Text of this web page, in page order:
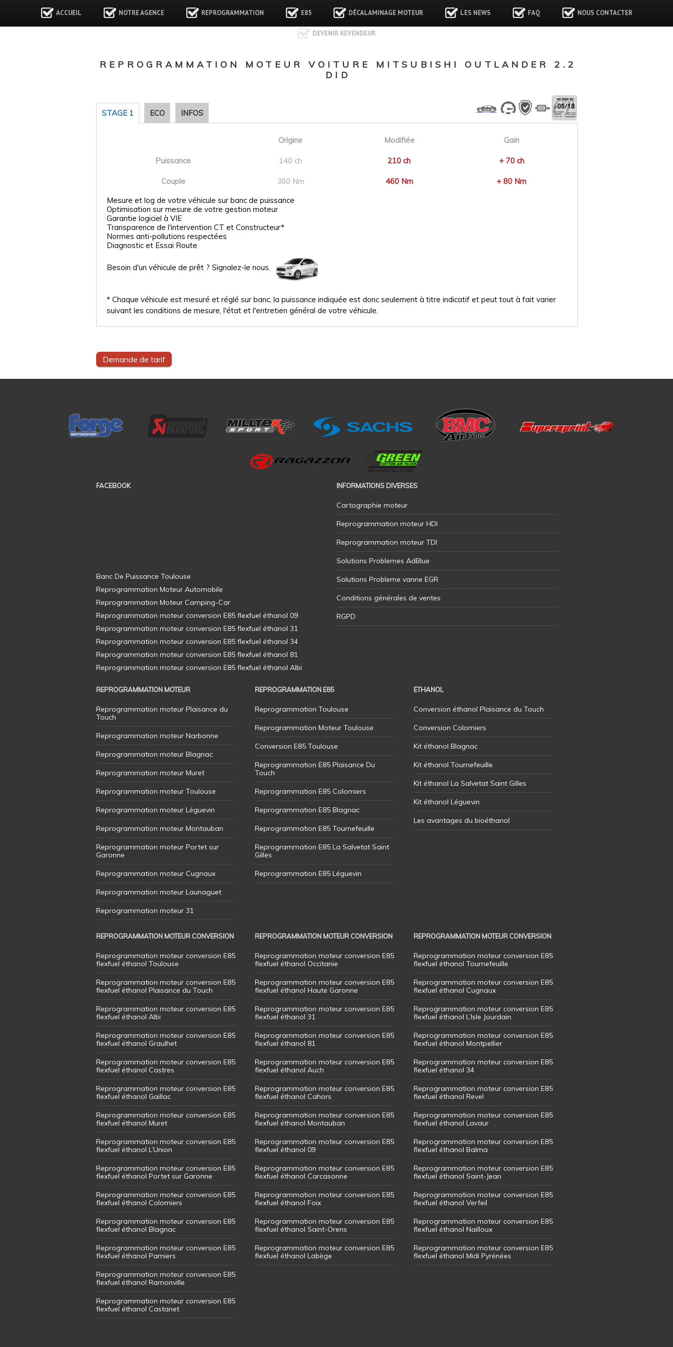
ACCUEIL NOTRE AGENCE REPROGRAMMATION E85 DÉCALAMINAGE MOTEUR LES NEWS FAQ NOUS CONTACTER
DEVENIR REVENDEUR
REPROGRAMMATION MOTEUR VOITURE MITSUBISHI OUTLANDER 2.2
DID
STAGE 1 ECO INFOS
Origine Modifiée Gain
Puissance 140 ch 210 ch + 70 ch
Couple 380 Nm 460 Nm
+ 80 Nm
Mesure et log de votre véhicule sur banc de puissance
Optimisation sur mesure de votre gestion moteur
Garantie logiciel à VIE
Transparence de l'intervention CT et Constructeur*
Normes anti-pollutions respectées
Diagnostic et Essai Route
Besoin d'un véhicule de prêt ? Signalez-le nous.
* Chaque véhicule est mesuré et réglé sur banc, la puissance indiquée est donc seulement à titre indicatif et peut tout à fait varier
suivant les conditions de mesure, l'état et l'entretien général de votre véhicule.
Demande de tarif
FACEBOOK INFORMATIONS DIVERSES
Cartographie moteur
Reprogrammation moteur HDI
Reprogrammation moteur TDI
Solutions Problemes AdBlue
Solutions Probleme vanne EGR
Conditions générales de ventes
RGPD
REPROGRAMMATION MOTEUR
Reprogrammation moteur Plaisance du
Touch
Reprogrammation moteur Narbonne
Reprogrammation moteur Blagnac
Reprogrammation moteur Muret
Reprogrammation moteur Toulouse
Reprogrammation moteur Léguevin
Reprogrammation moteur Montauban
Reprogrammation moteur Portet sur
Garonne
Reprogrammation moteur Cugnaux
Reprogrammation moteur Launaguet
Reprogrammation moteur 31
REPROGRAMMATION E85
Reprogrammation Toulouse
Reprogrammation Moteur Toulouse
Conversion E85 Toulouse
Reprogrammation E85 Plaisance Du
Touch
Reprogrammation E85 Colomiers
Reprogrammation E85 Blagnac
Reprogrammation E85 Tournefeuille
Reprogrammation E85 La Salvetat Saint
Gilles
Reprogrammation E85 Léguevin
ETHANOL
Conversion éthanol Plaisance du Touch
Conversion Colomiers
Kit éthanol Blagnac
Kit éthanol Tournefeuille
Kit éthanol La Salvetat Saint Gilles
Kit éthanol Léguevin
Les avantages du bioéthanol
REPROGRAMMATION MOTEUR CONVERSION
Reprogrammation moteur conversion E85
flexfuel éthanol Toulouse
Reprogrammation moteur conversion E85
flexfuel éthanol Plaisance du Touch
Reprogrammation moteur conversion E85
flexfuel éthanol Albi
Reprogrammation moteur conversion E85
flexfuel éthanol Graulhet
Reprogrammation moteur conversion E85
flexfuel éthanol Castres
Reprogrammation moteur conversion E85
flexfuel éthanol Gaillac
Reprogrammation moteur conversion E85
flexfuel éthanol Muret
Reprogrammation moteur conversion E85
flexfuel éthanol L’Union
Reprogrammation moteur conversion E85
flexfuel éthanol Portet sur Garonne
Reprogrammation moteur conversion E85
flexfuel éthanol Colomiers
Reprogrammation moteur conversion E85
flexfuel éthanol Blagnac
Reprogrammation moteur conversion E85
flexfuel éthanol Pamiers
Reprogrammation moteur conversion E85
flexfuel éthanol Ramonville
Reprogrammation moteur conversion E85
flexfuel éthanol Castanet
REPROGRAMMATION MOTEUR CONVERSION
Reprogrammation moteur conversion E85
flexfuel éthanol Occitanie
Reprogrammation moteur conversion E85
flexfuel éthanol Haute Garonne
Reprogrammation moteur conversion E85
flexfuel éthanol 31
Reprogrammation moteur conversion E85
flexfuel éthanol 81
Reprogrammation moteur conversion E85
flexfuel éthanol Auch
Reprogrammation moteur conversion E85
flexfuel éthanol Cahors
Reprogrammation moteur conversion E85
flexfuel éthanol Montauban
Reprogrammation moteur conversion E85
flexfuel éthanol 09
Reprogrammation moteur conversion E85
flexfuel éthanol Carcasonne
Reprogrammation moteur conversion E85
flexfuel éthanol Foix
Reprogrammation moteur conversion E85
flexfuel éthanol Saint-Orens
Reprogrammation moteur conversion E85
flexfuel éthanol Labège
REPROGRAMMATION MOTEUR CONVERSION
Reprogrammation moteur conversion E85
flexfuel éthanol Tournefeuille
Reprogrammation moteur conversion E85
flexfuel éthanol Cugnaux
Reprogrammation moteur conversion E85
flexfuel éthanol L’Isle Jourdain
Reprogrammation moteur conversion E85
flexfuel éthanol Montpellier
Reprogrammation moteur conversion E85
flexfuel éthanol 34
Reprogrammation moteur conversion E85
flexfuel éthanol Revel
Reprogrammation moteur conversion E85
flexfuel éthanol Lavaur
Reprogrammation moteur conversion E85
flexfuel éthanol Balma
Reprogrammation moteur conversion E85
flexfuel éthanol Saint-Jean
Reprogrammation moteur conversion E85
flexfuel éthanol Verfeil
Reprogrammation moteur conversion E85
flexfuel éthanol Nailloux
Reprogrammation moteur conversion E85
flexfuel éthanol Midi Pyrénées
Banc De Puissance Toulouse
Reprogrammation Moteur Automobile
Reprogrammation Moteur Camping-Car
Reprogrammation moteur conversion E85 flexfuel éthanol 09
Reprogrammation moteur conversion E85 flexfuel éthanol 31
Reprogrammation moteur conversion E85 flexfuel éthanol 34
Reprogrammation moteur conversion E85 flexfuel éthanol 81
Reprogrammation moteur conversion E85 flexfuel éthanol Albi